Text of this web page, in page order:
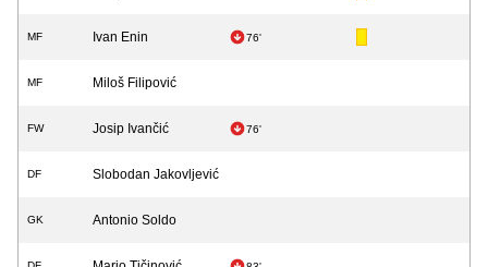
MF Ivan Enin 76'
MF Miloš Filipović
FW Josip Ivančić 76'
DF Slobodan Jakovljević
GK Antonio Soldo